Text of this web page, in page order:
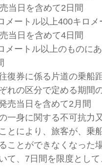
当日を含めて2日間
メートル以上400キロ
当日を含めて4日間
メートル以上のものに
券に係る片道の乗船
れの区分で定める期間
売当日を含めて2月間
一身に関する不可抗力
とにより、旅客が、乗
ことができなくなった
て、7日間を限度とし